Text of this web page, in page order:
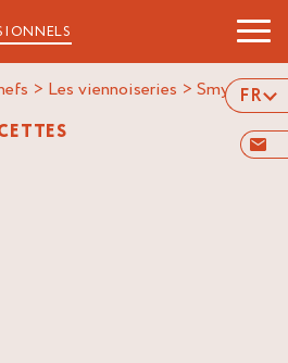
FR
> Les viennoiseries > smyrne